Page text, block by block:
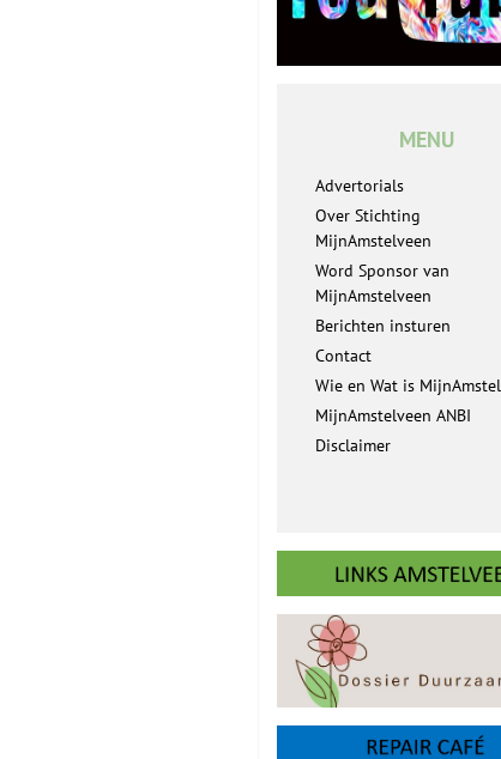
MENU
Advertorials
Over Stichting
MijnAmstelveen
Word Sponsor van
MijnAmstelveen
Berichten insturen
Contact
Wie en Wat is
MijnAmstelveen ANBI
Disclaimer